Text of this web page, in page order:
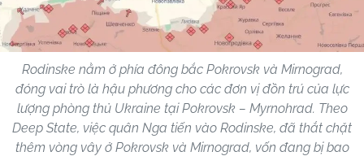
Rodinske nằm ở phía đông bắc Pokrovsk và Mirnograd,
đóng vai trò là hậu phương cho các đơn vị đồn trú của lực
lượng phòng thủ Ukraine tại Pokrovsk – Myrnohrad. Theo
Deep State, việc quân Nga tiến vào Rodinske, đã thắt chặt
thêm vòng vây ở Pokrovsk và Mirnograd, vốn đang bị bao